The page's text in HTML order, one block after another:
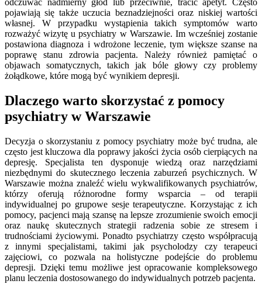
odczuwać nadmierny głód lub przeciwnie, tracić apetyt. Często
pojawiają się także uczucia beznadziejności oraz niskiej wartości
własnej. W przypadku wystąpienia takich symptomów warto
rozważyć wizytę u psychiatry w Warszawie. Im wcześniej zostanie
postawiona diagnoza i wdrożone leczenie, tym większe szanse na
poprawę stanu zdrowia pacjenta. Należy również pamiętać o
objawach somatycznych, takich jak bóle głowy czy problemy
żołądkowe, które mogą być wynikiem depresji.
Dlaczego warto skorzystać z pomocy
psychiatry w Warszawie
Decyzja o skorzystaniu z pomocy psychiatry może być trudna, ale
często jest kluczowa dla poprawy jakości życia osób cierpiących na
depresję. Specjalista ten dysponuje wiedzą oraz narzędziami
niezbędnymi do skutecznego leczenia zaburzeń psychicznych. W
Warszawie można znaleźć wielu wykwalifikowanych psychiatrów,
którzy oferują różnorodne formy wsparcia – od terapii
indywidualnej po grupowe sesje terapeutyczne. Korzystając z ich
pomocy, pacjenci mają szansę na lepsze zrozumienie swoich emocji
oraz naukę skutecznych strategii radzenia sobie ze stresem i
trudnościami życiowymi. Ponadto psychiatrzy często współpracują
z innymi specjalistami, takimi jak psycholodzy czy terapeuci
zajęciowi, co pozwala na holistyczne podejście do problemu
depresji. Dzięki temu możliwe jest opracowanie kompleksowego
planu leczenia dostosowanego do indywidualnych potrzeb pacjenta.